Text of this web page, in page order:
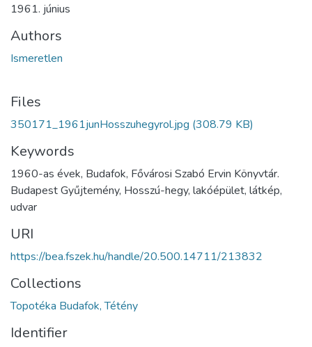
1961. június
Authors
Ismeretlen
Files
350171_1961junHosszuhegyrol.jpg (308.79 KB)
Keywords
1960-as évek, Budafok, Fővárosi Szabó Ervin Könyvtár.
Budapest Gyűjtemény, Hosszú-hegy, lakóépület, látkép,
udvar
URI
https://bea.fszek.hu/handle/20.500.14711/213832
Collections
Topotéka Budafok, Tétény
Identifier